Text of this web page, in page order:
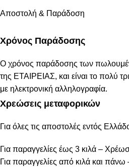
Αποστολή & Παράδοση
Χρόνος Παράδοσης
Ο χρόνος παράδοσης των
της ΕΤΑΙΡΕΙΑΣ, και είναι το πολύ
με ηλεκτρονική αλληλογραφία.
Χρεώσεις μεταφορικών
Για όλες τις αποστολές εντός
Για παραγγελίες έως 3 κιλά –
Για παραγγελίες από κιλά και